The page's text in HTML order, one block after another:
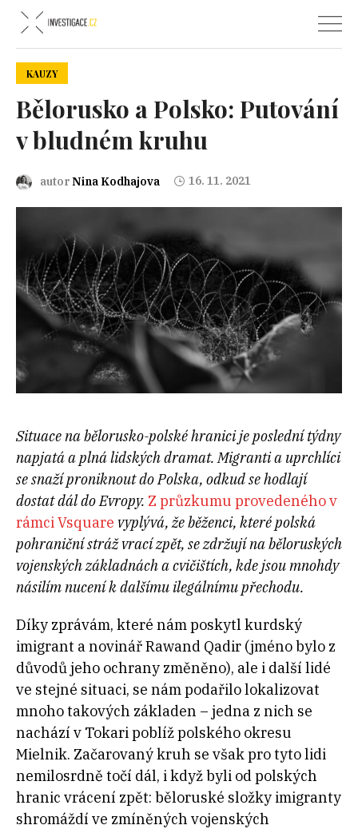
KAUZY
Bělorusko a Polsko: Putování
v bludném kruhu
autorNina Kodhajova 16. 11. 2021
Situace na bělorusko-polské hranici je poslední týdny
napjatá a plná lidských dramat. Migranti a uprchlíci
se snaží proniknout do Polska, odkud se hodlají
dostat dál do Evropy. Z průzkumu provedeného v
rámci Vsquare vyplývá, že běženci, které polská
pohraniční stráž vrací zpět, se zdržují na běloruských
vojenských základnách a cvičištích, kde jsou mnohdy
násilím nucení k dalšímu ilegálnímu přechodu.
Díky zprávám, které nám poskytl kurdský
imigrant a novinář Rawand Qadir (jméno bylo z
důvodů jeho ochrany změněno), ale i další lidé
ve stejné situaci, se nám podařilo lokalizovat
mnoho takových základen – jedna z nich se
nachází v Tokari poblíž polského okresu
Mielnik. Začarovaný kruh se však pro tyto lidi
nemilosrdně točí dál, i když byli od polských
hranic vrácení zpět: běloruské složky imigranty
shromáždí ve zmíněných vojenských